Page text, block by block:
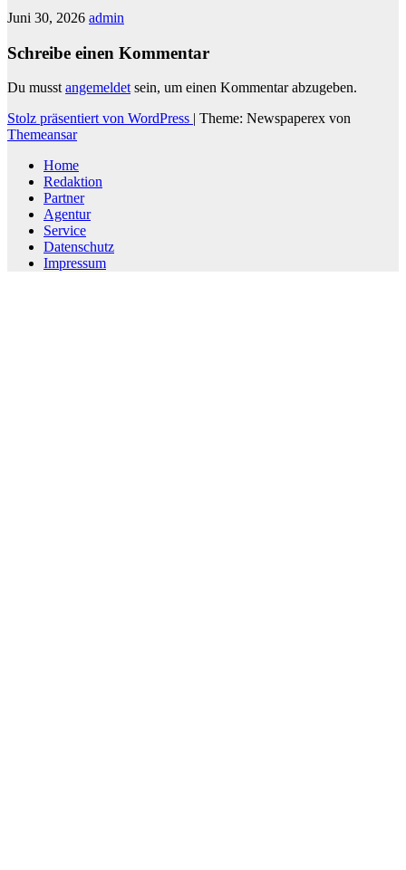
Juni 30, 2026 admin
Schreibe einen Kommentar
Du musst angemeldet sein, um einen Kommentar abzugeben.
Stolz präsentiert von WordPress | Theme: Newspaperex von
Themeansar
Home
Redaktion
Partner
Agentur
Service
Datenschutz
Impressum